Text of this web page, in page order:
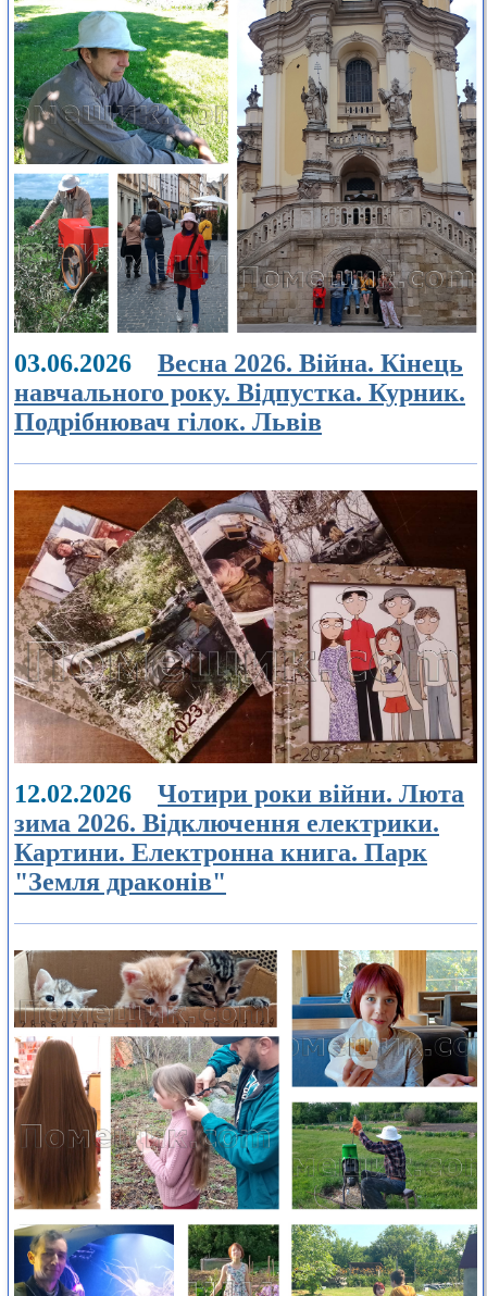
03.06.2026 Весна 2026. Війна. Кінець
навчального року. Відпустка. Курник.
Подрібнювач гілок. Львів
12.02.2026 Чотири роки війни. Люта
зима 2026. Відключення електрики.
Картини. Електронна книга. Парк
"Земля драконів"